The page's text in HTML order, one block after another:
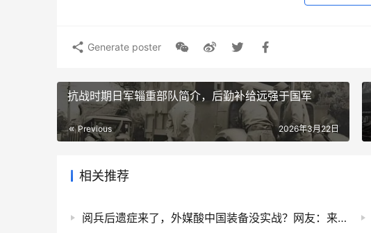
Generate poster
抗战时期日军辎重部队简介，后勤补给远强于国军
Previous 2026年3月22日
相关推荐
阅兵后遗症来了，外媒酸中国装备没实战？网友：来真的你又不乐意